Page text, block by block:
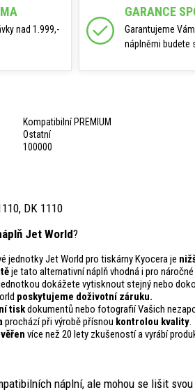
nad 1.999,-
GARANCE
Garantujeme
náplněmi budete
Kompatibilní PREMIUM
Ostatní
100000
DK 1110
Jet World?
jednotky Jet World pro tiskárny Kyocera je
je tato alternativní náplň vhodná i pro
dokážete vytisknout stejný nebo
poskytujeme doživotní záruku.
tiskdokumentů nebo fotografií Vašich
prochází při výrobě přísnou kontrolou kvality.
více než 20 lety zkušeností a vyrábí
náplní, ale mohou se lišit